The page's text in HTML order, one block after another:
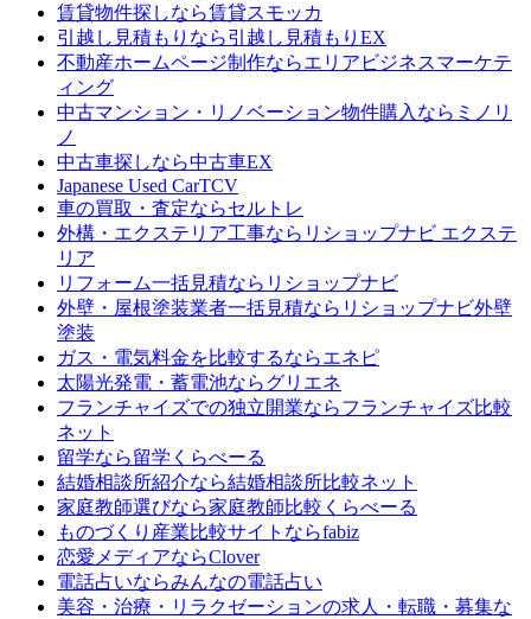
賃貸物件探しなら賃貸スモッカ
引越し見積もりなら引越し見積もりEX
不動産ホームページ制作ならエリアビジネスマーケテ
ィング
中古マンション・リノベーション物件購入なら ミノリ
ノ
中古車探しなら中古車EX
Japanese Used CarTCV
車の買取・査定ならセルトレ
外構・エクステリア工事なら リショップナビ エクステ
リア
リフォーム一括見積なら リショップナビ
外壁・屋根塗装業者一括見積なら リショップナビ外壁
塗装
ガス・電気料金を比較するならエネピ
太陽光発電・蓄電池ならグリエネ
フランチャイズでの独立開業ならフランチャイズ比較
ネット
留学なら留学くらべーる
結婚相談所紹介なら結婚相談所比較ネット
家庭教師選びなら家庭教師比較くらべーる
ものづくり産業比較サイトならfabiz
恋愛メディアならClover
電話占いならみんなの電話占い
美容・治療・リラクゼーションの求人・転職・募集な